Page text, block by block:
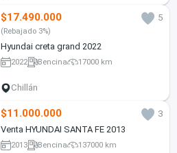
$17.490.000 5
(Rebajado 3%)
Hyundai creta grand 2022
2022 Bencina 17000 km
Chillán
$11.000.000
3
Venta HYUNDAI SANTA FE 2013
2013 Bencina 137000 km